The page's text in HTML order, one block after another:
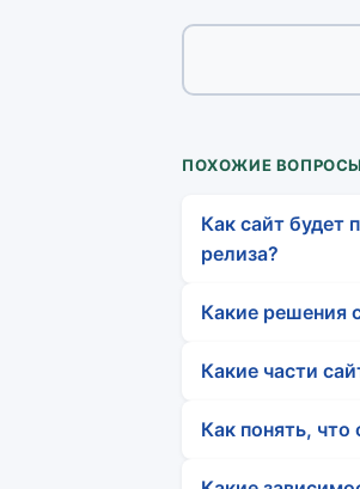
ПОХОЖИЕ ВОПРОСЫ
Как сайт будет
релиза?
Какие решения
Какие части
Как понять, что